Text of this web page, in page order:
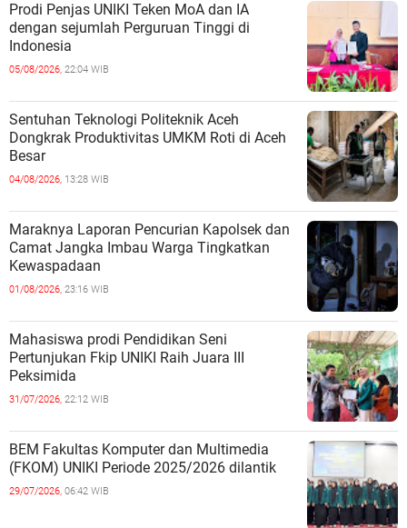
Prodi Penjas UNIKI Teken MoA dan IA
dengan sejumlah Perguruan Tinggi di
Indonesia
05/08/2026, 22:04 WIB
Sentuhan Teknologi Politeknik Aceh
Dongkrak Produktivitas UMKM Roti di Aceh
Besar
04/08/2026, 13:28 WIB
Maraknya Laporan Pencurian Kapolsek dan
Camat Jangka Imbau Warga Tingkatkan
Kewaspadaan
01/08/2026, 23:16 WIB
Mahasiswa prodi Pendidikan Seni
Pertunjukan Fkip UNIKI Raih Juara III
Peksimida
31/07/2026, 22:12 WIB
BEM Fakultas Komputer dan Multimedia
(FKOM) UNIKI Periode 2025/2026 dilantik
29/07/2026, 06:42 WIB